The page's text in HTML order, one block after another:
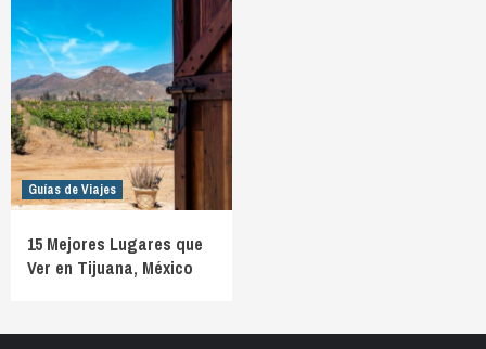
Guías de Viajes
15 Mejores Lugares que
Ver en Tijuana, México